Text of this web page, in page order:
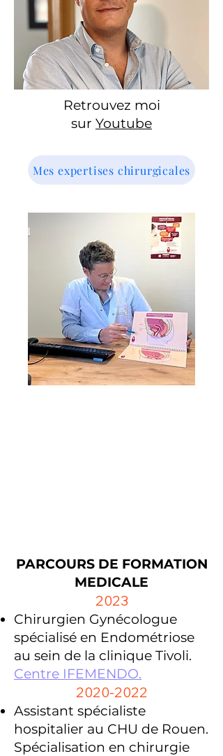
Retrouvez moi
sur Youtube
Mes expertises chirurgicales
PARCOURS DE FORMATION
MEDICALE
2023
Chirurgien Gynécologue
spécialisé en Endométriose
au sein de la clinique Tivoli.
Centre IFEMENDO.
2020-2022
Assistant spécialiste
hospitalier au CHU de Rouen.
Spécialisation en chirurgie